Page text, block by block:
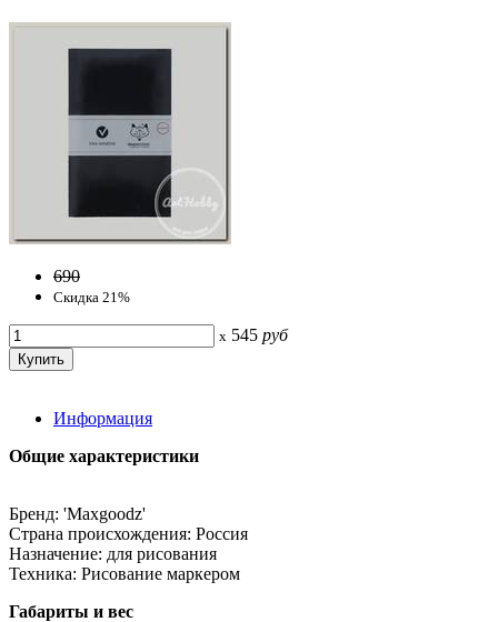
690
Скидка 21%
x 545 руб
Информация
Общие характеристики
Бренд: 'Maxgoodz'
Страна происхождения: Россия
Назначение: для рисования
Техника: Рисование маркером
Габариты и вес